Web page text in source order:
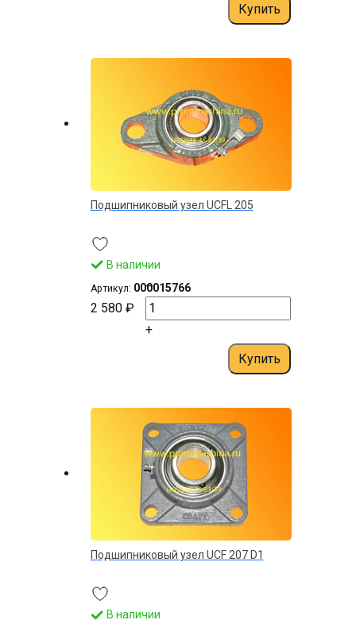
Купить
Подшипниковый узел UCFL 205
В наличии
Артикул: 000015766
2 580 ₽
–
+
Купить
Подшипниковый узел UCF 207 D1
В наличии